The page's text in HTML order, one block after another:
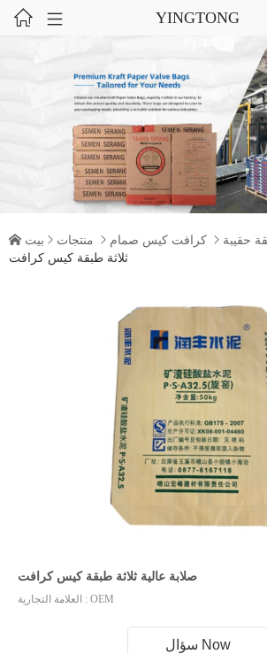
  YINGTONG
 بيت  منتجات  كرافت كيس صمام  حقيبة
ثلاثة طبقة كيس كرافت
صلابة عالية ثلاثة طبقة كيس كرافت
العلامة التجارية : OEM
سؤال Now